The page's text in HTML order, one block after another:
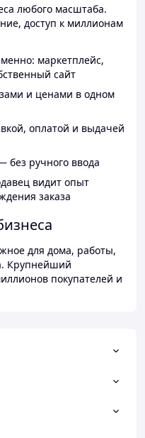
любого масштаба.
доступ к миллионам
маркетплейс,
сайт
и ценами в одном
оплатой и выдачей
без ручного ввода
видит опыт
заказа
для дома, работы,
Крупнейший
покупателей и